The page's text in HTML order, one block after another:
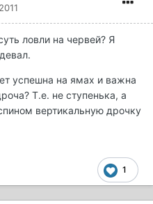
ловли на червей? Я
успешна на ямах и важна
Т.е. не ступенька, а
вертикальную дрочку
1